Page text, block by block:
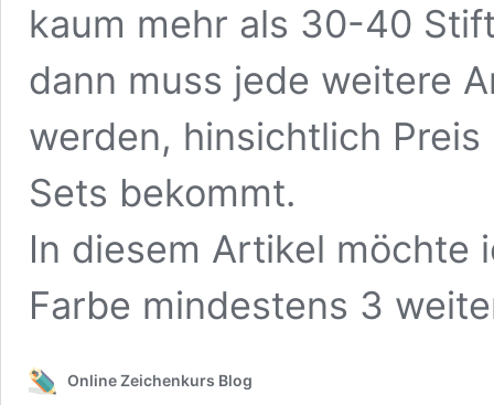
kaum mehr als 30-40
dann muss jede weitere
werden, hinsichtlich
Sets bekommt.
In diesem Artikel möchte
Farbe mindestens 3
Online Zeichenkurs Blog